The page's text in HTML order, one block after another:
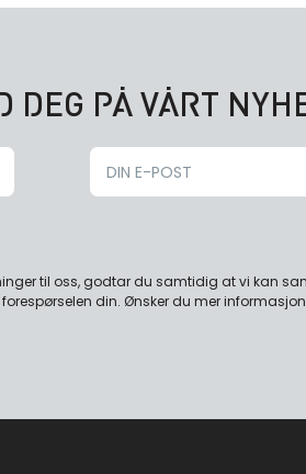
DEG PÅ VÅRT
til oss, godtar du samtidig at vi kan
din. Ønsker du mer